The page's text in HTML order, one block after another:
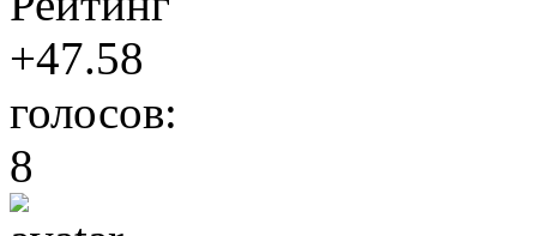
+47.58
голосов:
8